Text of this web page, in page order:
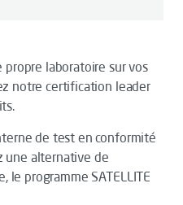
propre laboratoire sur vos
notre certification leader
de test en conformité
une alternative de
programme SATELLITE